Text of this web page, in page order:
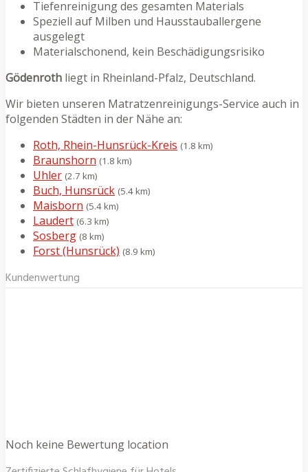
Tiefenreinigung des gesamten Materials
Speziell auf Milben und Hausstauballergene
ausgelegt
Materialschonend, kein Beschädigungsrisiko
Gödenroth liegt in Rheinland-Pfalz, Deutschland.
Wir bieten unseren Matratzenreinigungs-Service auch in
folgenden Städten in der Nähe an:
Roth, Rhein-Hunsrück-Kreis (1.8 km)
Braunshorn (1.8 km)
Uhler (2.7 km)
Buch, Hunsrück (5.4 km)
Maisborn (5.4 km)
Laudert (6.3 km)
Sosberg (8 km)
Forst (Hunsrück) (8.9 km)
Kundenwertung
Noch keine Bewertung location